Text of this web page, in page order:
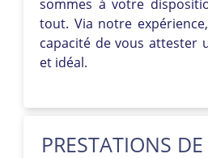
sommes à votre
tout. Via notre
capacité de vous attester
et idéal.
PRESTATIONS